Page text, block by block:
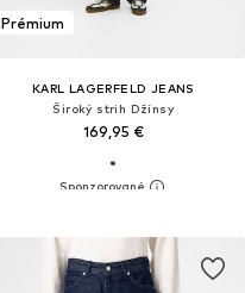
Prémium
KARL LAGERFELD JEANS
Široký strih Džínsy
169,95 €